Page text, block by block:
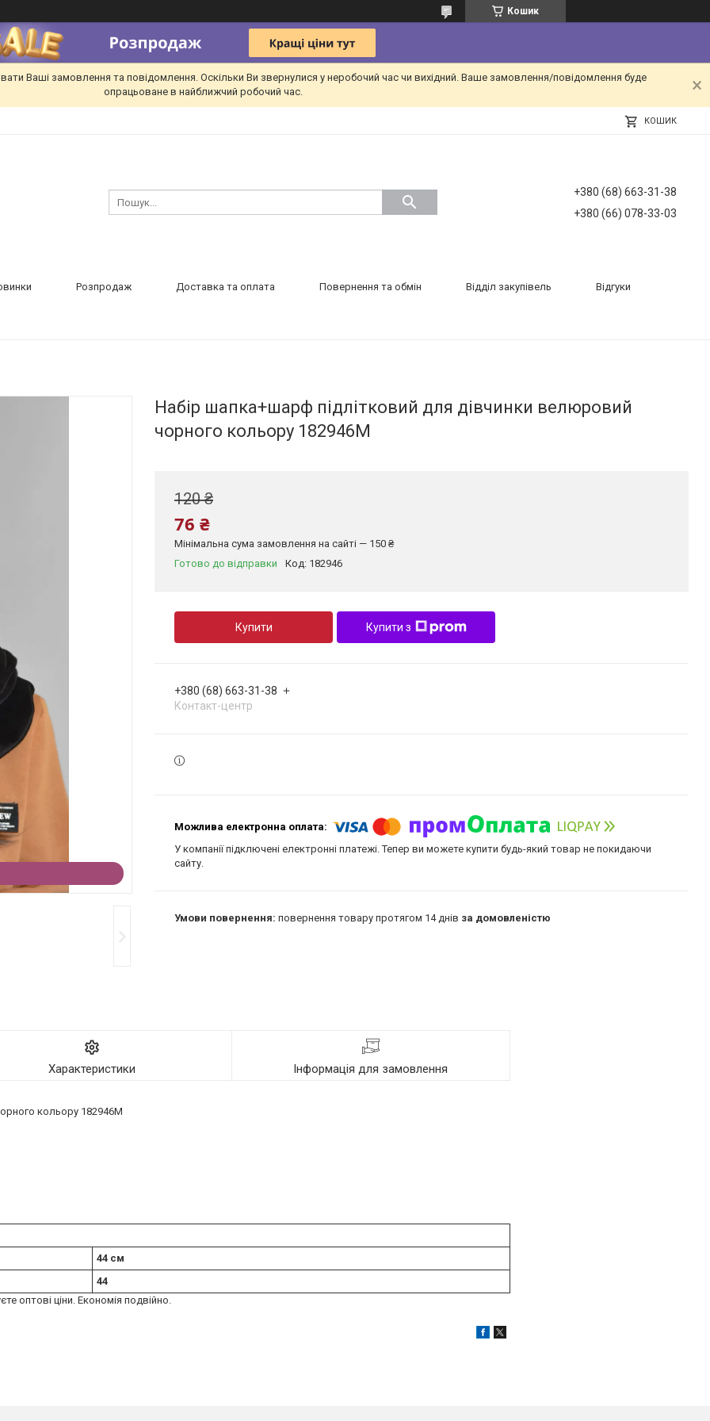
Кошик
Ваші замовлення та повідомлення. Оскільки Ви звернулися у неробочий час чи вихідний. Ваше замовлення/повідомлення буде
опрацьоване в найближчий робочий час.
КОШИК
+380 (68) 663-31-38
+380 (66) 078-33-03
Розпродаж Доставка та оплата Повернення та обмін Відділ закупівель Відгуки
Набір шапка+шарф підлітковий для дівчинки велюровий
чорного кольору 182946M
120 ₴
76 ₴
Мінімальна сума замовлення на сайті — 150 ₴
Готово до відправки
Код: 182946
Купити Купити з
+380 (68) 663-31-38
Контакт-центр
У компанії підключені електронні платежі. Тепер ви можете купити будь-який товар не покидаючи
сайту.
повернення товару протягом 14 днів за домовленістю
Характеристики Інформація для замовлення
кольору 182946M
44 см
44
оптові ціни. Економія подвійно.